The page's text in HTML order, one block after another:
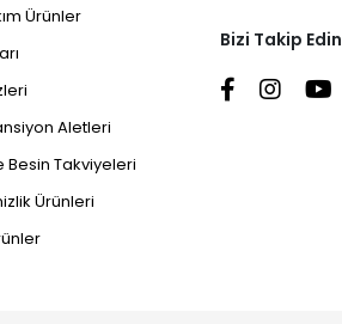
Ürünler
Aletleri
Besin Takviyeleri
Ürünleri
Bizi Takip Edin